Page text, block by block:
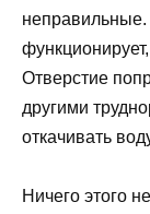
Отверстие
другими
откачивать
Ничего этого